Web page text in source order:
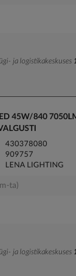
ja logistikakeskuses
45W/840
430378080
909757
LENA LIGHTING
ta)
ja logistikakeskuses